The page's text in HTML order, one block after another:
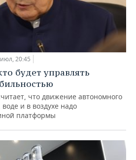
20:45
будет управлять
что движение автономного
и в воздухе надо
платформы